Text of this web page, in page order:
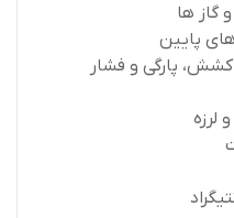
گاز ها
پایین
کشش، پارگی و فشار
لرزه